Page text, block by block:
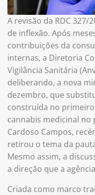
A revisão da RDC
de inflexão. Após
contribuições da
internas, a Diretoria
Vigilância Sanitária
deliberando, a nova
dezembro, que
construída no
cannabis medicinal no
Cardoso Campos,
retirou o tema da
Mesmo assim, a
a direção que a
Criada como marco